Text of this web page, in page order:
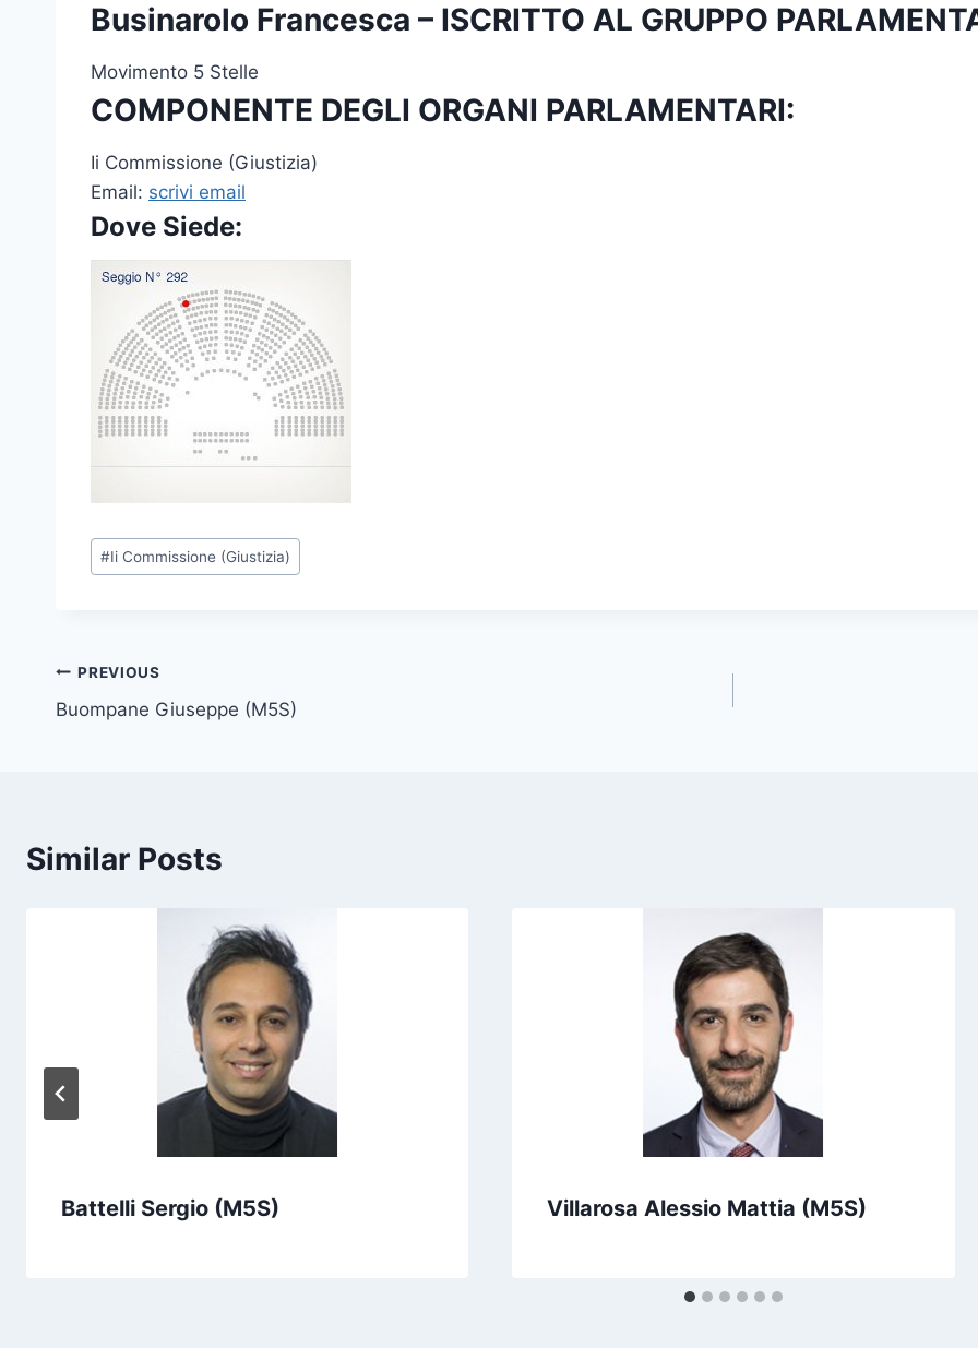
Businarolo Francesca – ISCRITTO AL GRUPPO
Movimento 5 Stelle
COMPONENTE DEGLI ORGANI PARLAMENTARI:
Ii Commissione (Giustizia)
Email: scrivi email
Dove Siede:
P
o
T
g
#Ii Commissione (Giustizia)
Post
navigation
PREVIOUS
Buompane Giuseppe (M5S)
Similar Posts
Battelli Sergio (M5S) Villarosa Alessio Mattia (M5S)